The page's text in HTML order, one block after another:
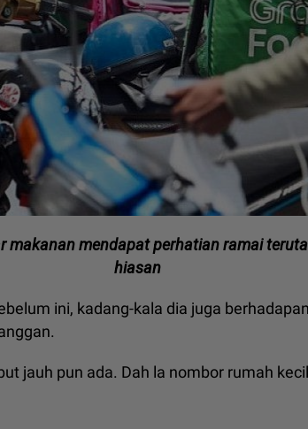
makanan mendapat perhatian ramai
hiasan
ini, kadang-kala dia juga
jauh pun ada. Dah la nombor rumah